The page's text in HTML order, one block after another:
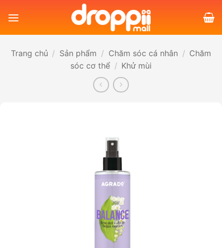
qua
Trang chủ / Sản phẩm / Chăm sóc cá nhân / Chăm
sóc cơ thể / Khử mùi